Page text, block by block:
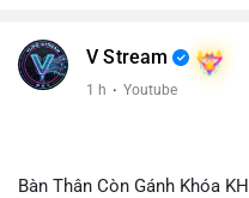
V Stream
1 h · Youtube
Bàn Thân Còn Gánh Khóa